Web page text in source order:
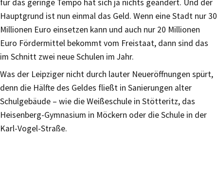
für das geringe Tempo hat sich ja nichts geändert. Und der
Hauptgrund ist nun einmal das Geld. Wenn eine Stadt nur 30
Millionen Euro einsetzen kann und auch nur 20 Millionen
Euro Fördermittel bekommt vom Freistaat, dann sind das
im Schnitt zwei neue Schulen im Jahr.
Was der Leipziger nicht durch lauter Neueröffnungen spürt,
denn die Hälfte des Geldes fließt in Sanierungen alter
Schulgebäude – wie die Weißeschule in Stötteritz, das
Heisenberg-Gymnasium in Möckern oder die Schule in der
Karl-Vogel-Straße.